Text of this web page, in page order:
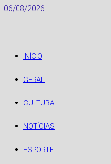
Skip
06/08/2026
INÍCIO
GERAL
CULTURA
NOTÍCIAS
ESPORTE